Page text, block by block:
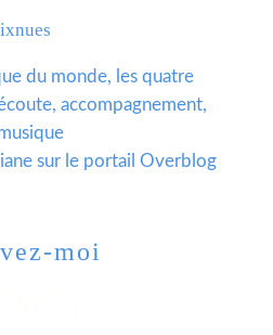
du monde, les quatre
accompagnement,
sur le portail Overblog
moi